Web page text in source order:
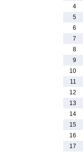
4
5
6
7
8
9
10
11
12
13
14
15
16
17